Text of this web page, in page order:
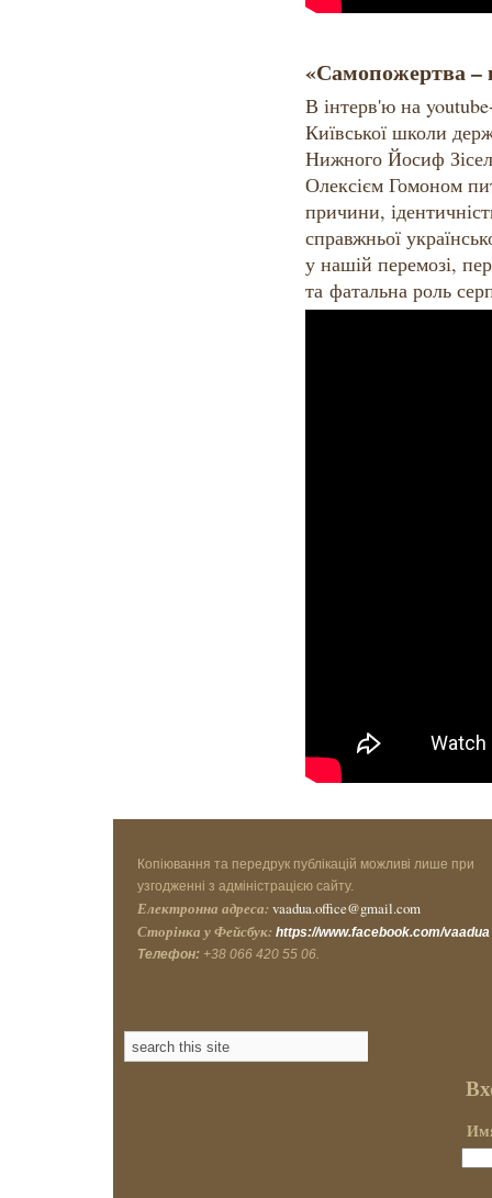
«Самопожертва –
В інтерв'ю на
Київської школи
Нижного Йосиф
Олексієм Гомоном
причини,
справжньої
у нашій перемозі,
та фатальна роль
Копіювання та передрук публікацій можливі лише при
узгодженні з адміністрацією сайту.
Електронна адреса: vaadua.office@gmail.com
Сторінка у Фейсбук: https://www.facebook.com/vaadua
Телефон: +38 066 420 55 06.